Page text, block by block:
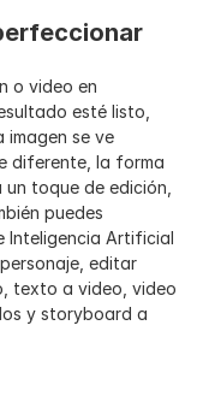
o video en
esté listo,
imagen se ve
diferente, la forma
toque de edición,
puedes
Inteligencia Artificial
editar
texto a video, video
y storyboard a